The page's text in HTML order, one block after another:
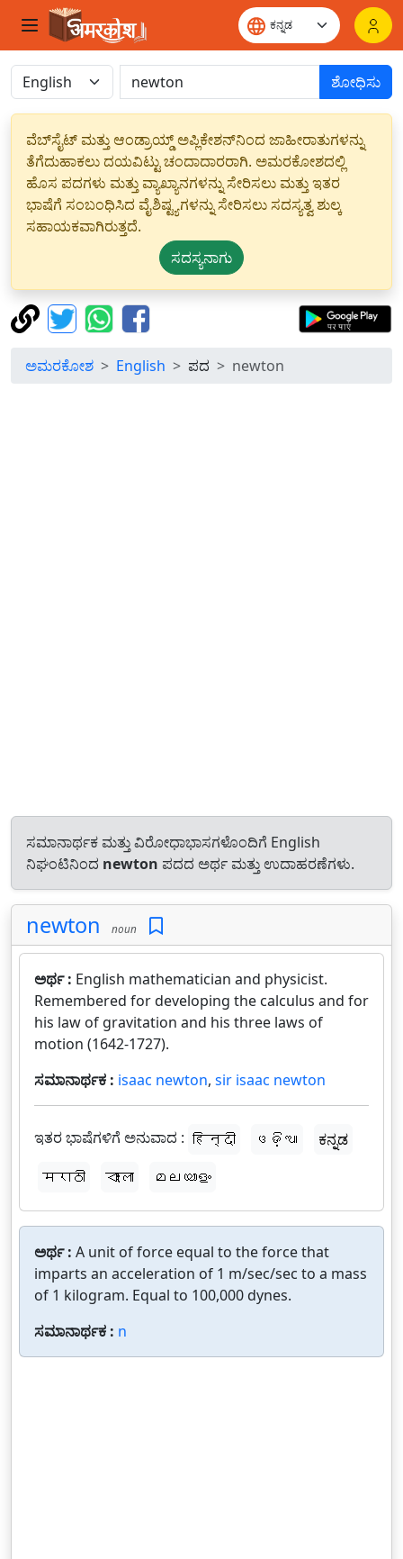
ಶೋಧಿಸು
ವೆಬ್‌ಸೈಟ್ ಮತ್ತು ಆಂಡ್ರಾಯ್ಡ್ ಅಪ್ಲಿಕೇಶನ್‌ನಿಂದ ಜಾಹೀರಾತುಗಳನ್ನು
ತೆಗೆದುಹಾಕಲು ದಯವಿಟ್ಟು ಚಂದಾದಾರರಾಗಿ. ಅಮರಕೋಶದಲ್ಲಿ
ಹೊಸ ಪದಗಳು ಮತ್ತು ವ್ಯಾಖ್ಯಾನಗಳನ್ನು ಸೇರಿಸಲು ಮತ್ತು ಇತರ
ಭಾಷೆಗೆ ಸಂಬಂಧಿಸಿದ ವೈಶಿಷ್ಟ್ಯಗಳನ್ನು ಸೇರಿಸಲು ಸದಸ್ಯತ್ವ ಶುಲ್ಕ
ಸಹಾಯಕವಾಗಿರುತ್ತದೆ.
ಸದಸ್ಯನಾಗು
ಅಮರಕೋಶ English ಪದ newton
ಸಮಾನಾರ್ಥಕ ಮತ್ತು ವಿರೋಧಾಭಾಸಗಳೊಂದಿಗೆ English
ನಿಘಂಟಿನಿಂದ newton ಪದದ ಅರ್ಥ ಮತ್ತು ಉದಾಹರಣೆಗಳು.
newton noun
ಅರ್ಥ : English mathematician and physicist.
Remembered for developing the calculus and for
his law of gravitation and his three laws of
motion (1642-1727).
ಸಮಾನಾರ್ಥಕ : isaac newton, sir isaac newton
ಇತರ ಭಾಷೆಗಳಿಗೆ ಅನುವಾದ : हिन्दी ଓଡ଼ିଆ
ಕನ್ನಡ
मराठी
বাংলা മലയാളം
ಅರ್ಥ : A unit of force equal to the force that
imparts an acceleration of 1 m/sec/sec to a mass
of 1 kilogram. Equal to 100,000 dynes.
ಸಮಾನಾರ್ಥಕ : n